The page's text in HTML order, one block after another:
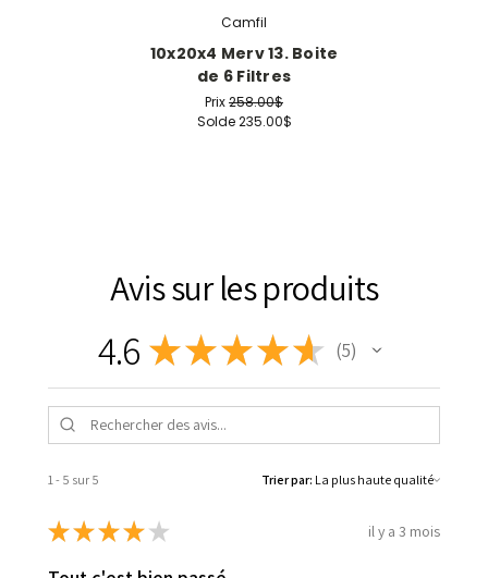
Camfil
10x20x4 Merv 13. Boite
de 6 Filtres
Prix258.00$
Solde235.00$
Avis sur les produits
4.6 ★★★★★ 5
5
1 - 5 sur 5 Trier par:
★★★★ ★ il y a 3 mois